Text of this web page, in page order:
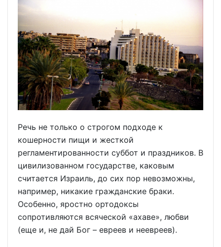
Речь не только о строгом подходе к
кошерности пищи и жесткой
регламентированности суббот и праздников. В
цивилизованном государстве, каковым
считается Израиль, до сих пор невозможны,
например, никакие гражданские браки.
Особенно, яростно ортодоксы
сопротивляются всяческой «ахаве», любви
(еще и, не дай Бог ­­– евреев и неевреев).